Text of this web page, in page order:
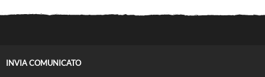
INVIA COMUNICATO